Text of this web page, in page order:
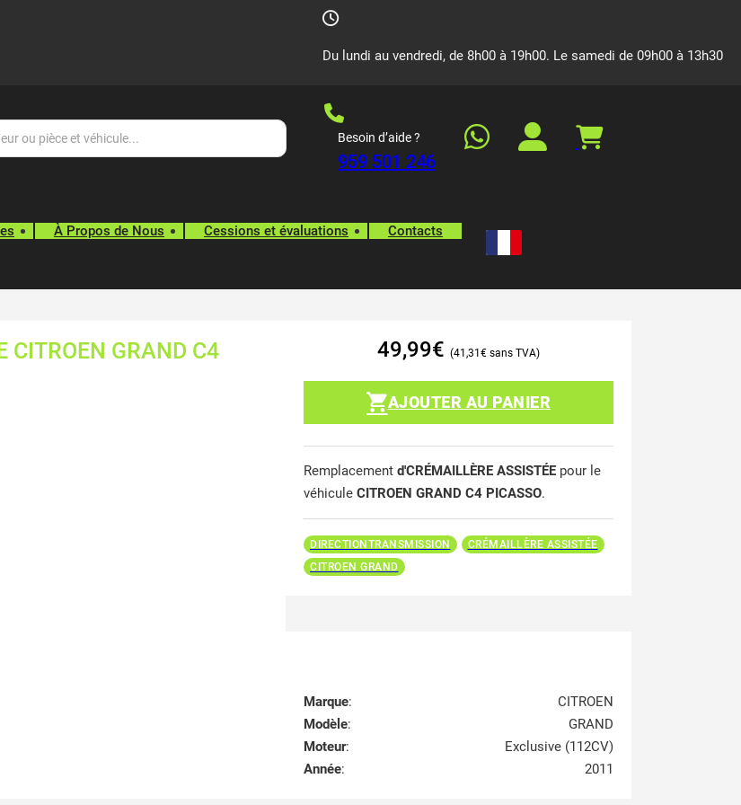
Du lundi au vendredi, de 8h00 à 19h00. Le samedi de 09h00 à 13h30
Besoin d’aide ?
959 501 246
À Propos de Nous Cessions et évaluations Contacts
CITROEN GRAND C4
49,99€ 41,31 €
AJOUTER AU PANIER
Remplacement d'CRÉMAILLÈRE ASSISTÉE pour le
véhicule CITROEN GRAND C4 PICASSO.
DIRECTIONTRANSMISSION
CRÉMAILLÈRE ASSISTÉE
CITROEN GRAND
Marque:
CITROEN
Modèle:
GRAND
Moteur:
Exclusive (112CV)
Année: 2011